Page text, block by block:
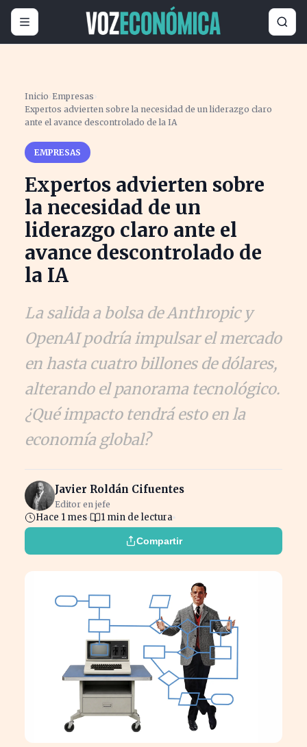
Inicio ›Empresas ›
Expertos advierten sobre la necesidad de un liderazgo claro
ante el avance descontrolado de la IA
EMPRESAS
Expertos advierten sobre
la necesidad de un
liderazgo claro ante el
avance descontrolado de
la IA
La salida a bolsa de Anthropic y
OpenAI podría impulsar el mercado
en hasta cuatro billones de dólares,
alterando el panorama tecnológico.
¿Qué impacto tendrá esto en la
economía global?
Javier Roldán Cifuentes
Editor en jefe
Hace 1 mes 1 min de lectura
Compartir